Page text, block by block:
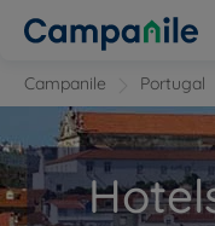
Campanile Portugal